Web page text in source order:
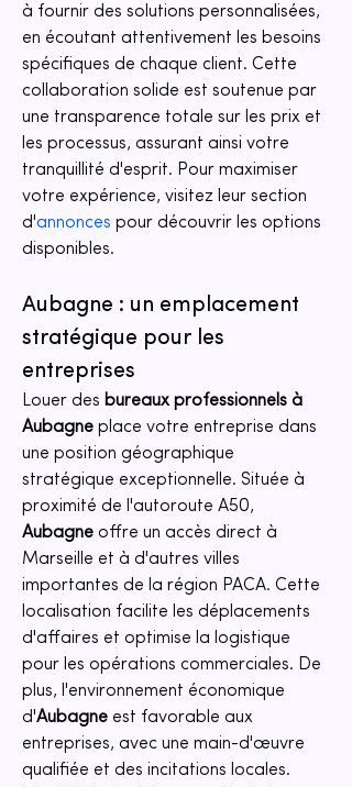
à fournir des solutions personnalisées,
en écoutant attentivement les besoins
spécifiques de chaque client. Cette
collaboration solide est soutenue par
une transparence totale sur les prix et
les processus, assurant ainsi votre
tranquillité d'esprit. Pour maximiser
votre expérience, visitez leur section
d'annonces pour découvrir les options
disponibles.
Aubagne : un emplacement
stratégique pour les
entreprises
Louer des bureaux professionnels à
Aubagne place votre entreprise dans
une position géographique
stratégique exceptionnelle. Située à
proximité de l'autoroute A50,
Aubagne offre un accès direct à
Marseille et à d'autres villes
importantes de la région PACA. Cette
localisation facilite les déplacements
d'affaires et optimise la logistique
pour les opérations commerciales. De
plus, l'environnement économique
d'Aubagne est favorable aux
entreprises, avec une main-d'œuvre
qualifiée et des incitations locales.